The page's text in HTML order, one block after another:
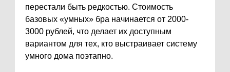
перестали быть редкостью. Стоимость
базовых «умных» бра начинается от 2000-
3000 рублей, что делает их доступным
вариантом для тех, кто выстраивает систему
умного дома поэтапно.